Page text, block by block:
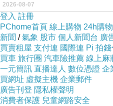
之谷」裡——
2026-08-07
登入 註冊
PChome首頁 線上購物 24h購物
新聞 /氣象 股市 個人新聞台 廣
買賣租屋 支付連 國際連 Pi 拍
買車 旅行團 汽車險推薦 線上麻
一元簡訊 直播達人 數位憑證 企
買網址 虛擬主機 企業郵件
廣告刊登 隱私權聲明
消費者保護 兒童網路安全